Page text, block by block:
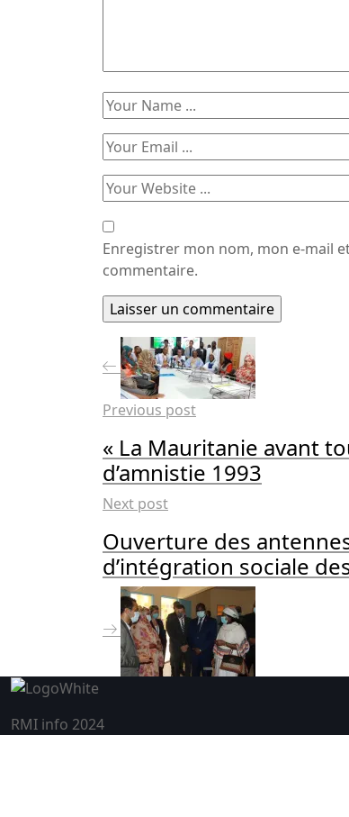
Enregistrer mon nom, mon e-mail
commentaire.
Previous post
« La Mauritanie avant
d’amnistie 1993
Next post
Ouverture des
d’intégration sociale
RMI info 2024